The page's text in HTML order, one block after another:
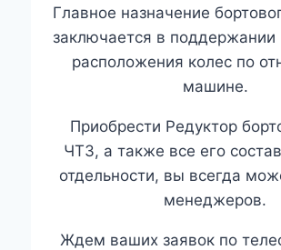
Главное назначение
заключается в поддержании
расположения колес по
машине.
Приобрести Редуктор
ЧТЗ, а также все его
отдельности, вы всегда
менеджеров.
Ждем ваших заявок по